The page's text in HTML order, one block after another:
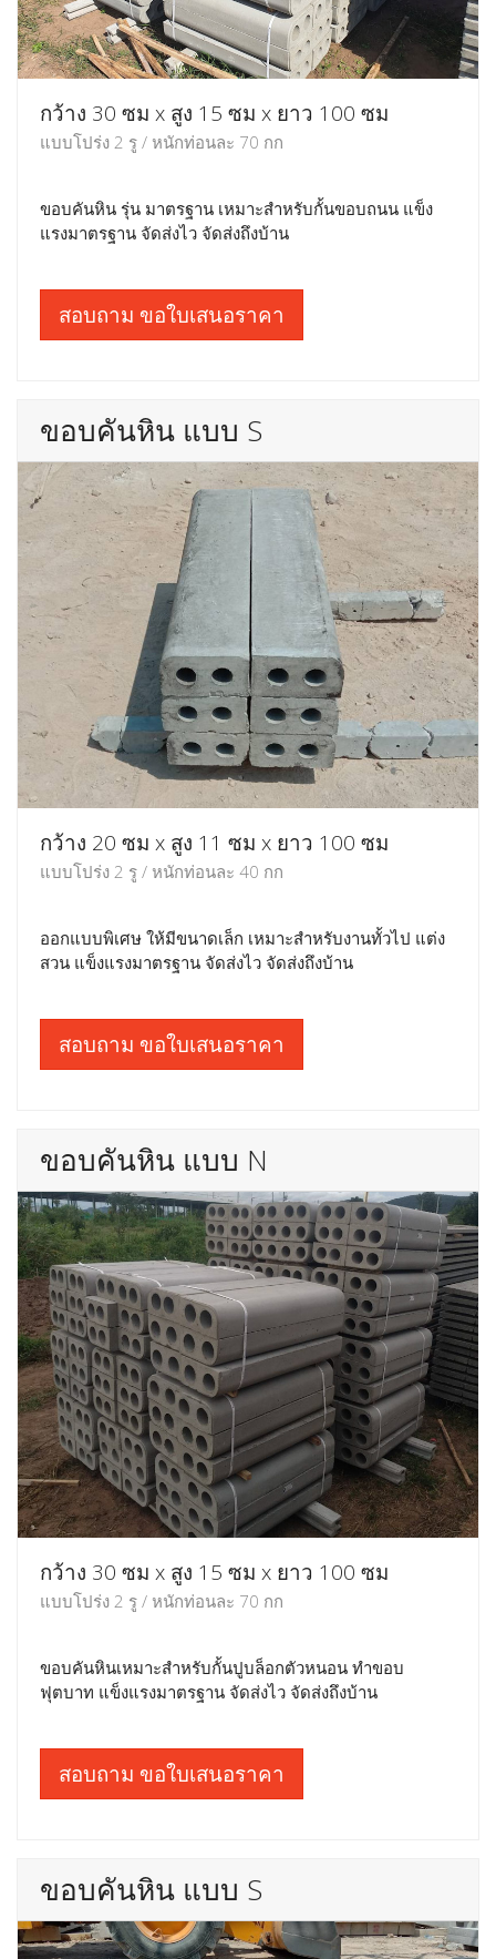
กว้าง 30 ซม x สูง 15 ซม x ยาว 100 ซม
แบบโปร่ง 2 รู / หนักท่อนละ 70 กก
ขอบคันหิน รุ่น มาตรฐาน เหมาะสำหรับกั้นขอบถนน แข็ง
แรงมาตรฐาน จัดส่งไว จัดส่งถึงบ้าน
สอบถาม ขอใบเสนอราคา
ขอบคันหิน แบบ S
กว้าง 20 ซม x สูง 11 ซม x ยาว 100 ซม
แบบโปร่ง 2 รู / หนักท่อนละ 40 กก
ออกแบบพิเศษ ให้มีขนาดเล็ก เหมาะสำหรับงานทั้วไป แต่ง
สวน แข็งแรงมาตรฐาน จัดส่งไว จัดส่งถึงบ้าน
สอบถาม ขอใบเสนอราคา
ขอบคันหิน แบบ N
กว้าง 30 ซม x สูง 15 ซม x ยาว 100 ซม
แบบโปร่ง 2 รู / หนักท่อนละ 70 กก
ขอบคันหินเหมาะสำหรับกั้นปูบล็อกตัวหนอน ทำขอบ
ฟุตบาท แข็งแรงมาตรฐาน จัดส่งไว จัดส่งถึงบ้าน
สอบถาม ขอใบเสนอราคา
ขอบคันหิน แบบ S